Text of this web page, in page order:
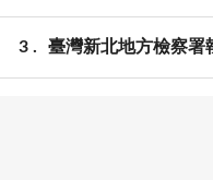
3 臺灣新北地方檢察署